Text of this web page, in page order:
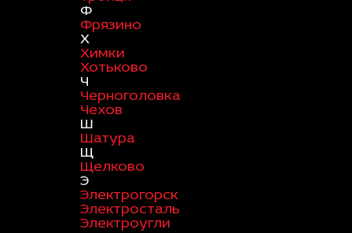
Ф
Фрязино
Х
Химки
Хотьково
Ч
Черноголовка
Чехов
Ш
Шатура
Щ
Щелково
Э
Электрогорск
Электросталь
Электроугли